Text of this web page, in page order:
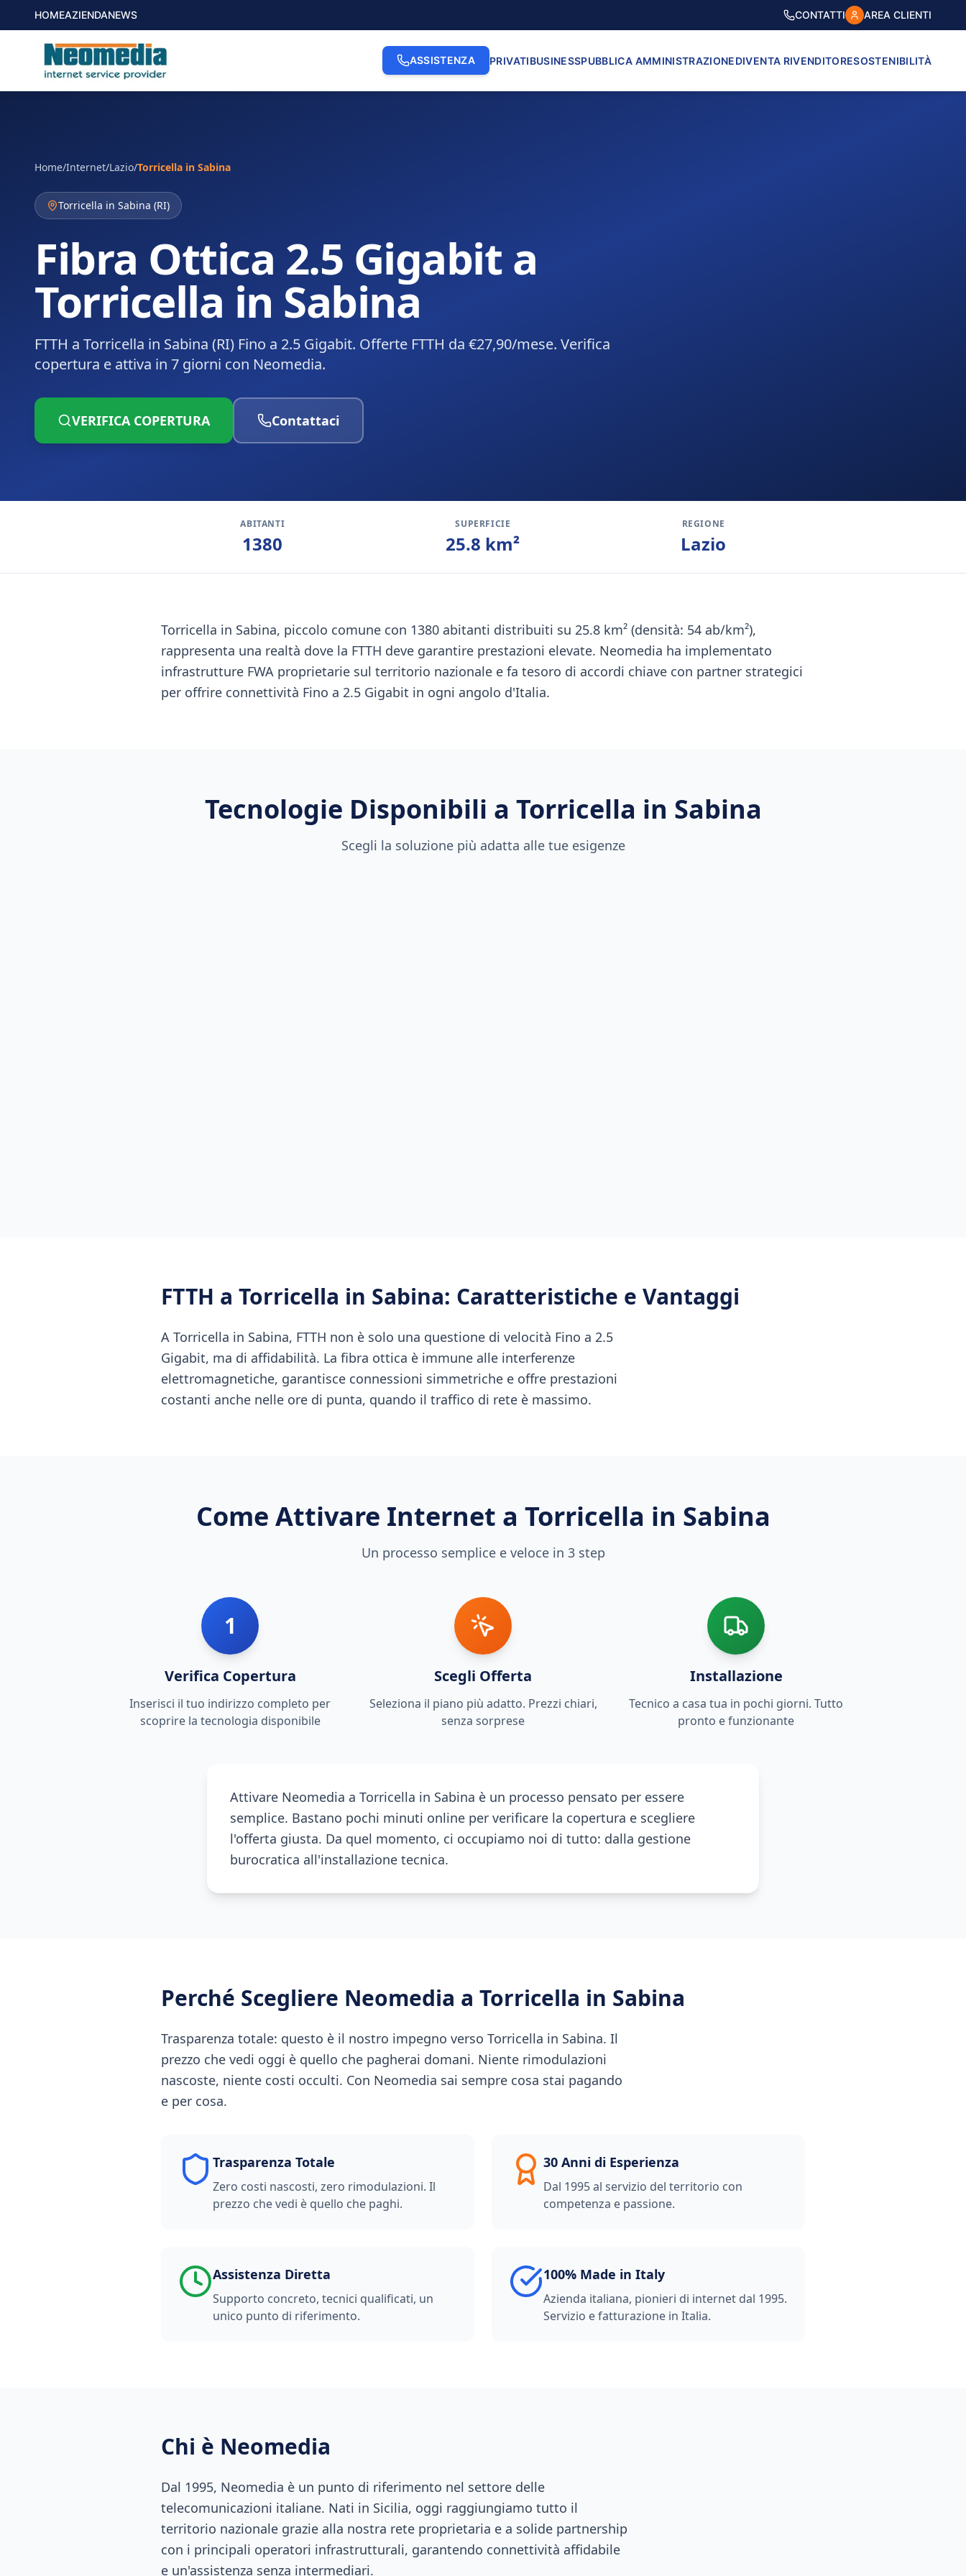
HOMEAZIENDANEWS CONTATTI AREA CLIENTI
ASSISTENZA PRIVATIBUSINESSPUBBLICA AMMINISTRAZIONEDIVENTA RIVENDITORESOSTENIBILITÀ
Home/Internet/Lazio/Torricella in Sabina
Torricella in Sabina (RI)
Fibra Ottica 2.5 Gigabit a
Torricella in Sabina
FTTH a Torricella in Sabina (RI) Fino a 2.5 Gigabit. Offerte FTTH da €27,90/mese. Verifica
copertura e attiva in 7 giorni con Neomedia.
VERIFICA COPERTURA Contattaci
ABITANTI
1380
SUPERFICIE
25.8 km²
REGIONE
Lazio
Torricella in Sabina, piccolo comune con 1380 abitanti distribuiti su 25.8 km² (densità: 54 ab/km²),
rappresenta una realtà dove la FTTH deve garantire prestazioni elevate. Neomedia ha implementato
infrastrutture FWA proprietarie sul territorio nazionale e fa tesoro di accordi chiave con partner strategici
per offrire connettività Fino a 2.5 Gigabit in ogni angolo d'Italia.
Tecnologie Disponibili a Torricella in Sabina
Scegli la soluzione più adatta alle tue esigenze
FTTH a Torricella in Sabina: Caratteristiche e Vantaggi
A Torricella in Sabina, FTTH non è solo una questione di velocità Fino a 2.5
Gigabit, ma di affidabilità. La fibra ottica è immune alle interferenze
elettromagnetiche, garantisce connessioni simmetriche e offre prestazioni
costanti anche nelle ore di punta, quando il traffico di rete è massimo.
Come Attivare Internet a Torricella in Sabina
Un processo semplice e veloce in 3 step
1
Verifica Copertura
Inserisci il tuo indirizzo completo per
scoprire la tecnologia disponibile
Scegli Offerta
Seleziona il piano più adatto. Prezzi chiari,
senza sorprese
Installazione
Tecnico a casa tua in pochi giorni. Tutto
pronto e funzionante
Attivare Neomedia a Torricella in Sabina è un processo pensato per essere
semplice. Bastano pochi minuti online per verificare la copertura e scegliere
l'offerta giusta. Da quel momento, ci occupiamo noi di tutto: dalla gestione
burocratica all'installazione tecnica.
Perché Scegliere Neomedia a Torricella in Sabina
Trasparenza totale: questo è il nostro impegno verso Torricella in Sabina. Il
prezzo che vedi oggi è quello che pagherai domani. Niente rimodulazioni
nascoste, niente costi occulti. Con Neomedia sai sempre cosa stai pagando
e per cosa.
Trasparenza Totale
Zero costi nascosti, zero rimodulazioni. Il
prezzo che vedi è quello che paghi.
30 Anni di Esperienza
Dal 1995 al servizio del territorio con
competenza e passione.
Assistenza Diretta
Supporto concreto, tecnici qualificati, un
unico punto di riferimento.
100% Made in Italy
Azienda italiana, pionieri di internet dal 1995.
Servizio e fatturazione in Italia.
Chi è Neomedia
Dal 1995, Neomedia è un punto di riferimento nel settore delle
telecomunicazioni italiane. Nati in Sicilia, oggi raggiungiamo tutto il
territorio nazionale grazie alla nostra rete proprietaria e a solide partnership
con i principali operatori infrastrutturali, garantendo connettività affidabile
e un'assistenza senza intermediari.